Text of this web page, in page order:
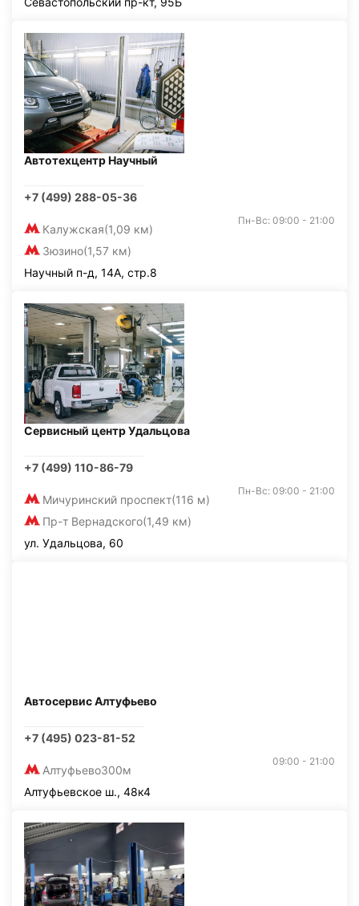
Автотехцентр Научный
+7 (499) 288-05-36
Калужская(1,09 км)
Зюзино(1,57 км)
Пн-Вс: 09:00 - 21:00
Научный п-д, 14А, стр.8
Сервисный центр Удальцова
+7 (499) 110-86-79
Мичуринский проспект(116 м)
Пр-т Вернадского(1,49 км)
Пн-Вс: 09:00 - 21:00
ул. Удальцова, 60
Автосервис Алтуфьево
+7 (495) 023-81-52
Алтуфьево300м
09:00 - 21:00
Алтуфьевское ш., 48к4